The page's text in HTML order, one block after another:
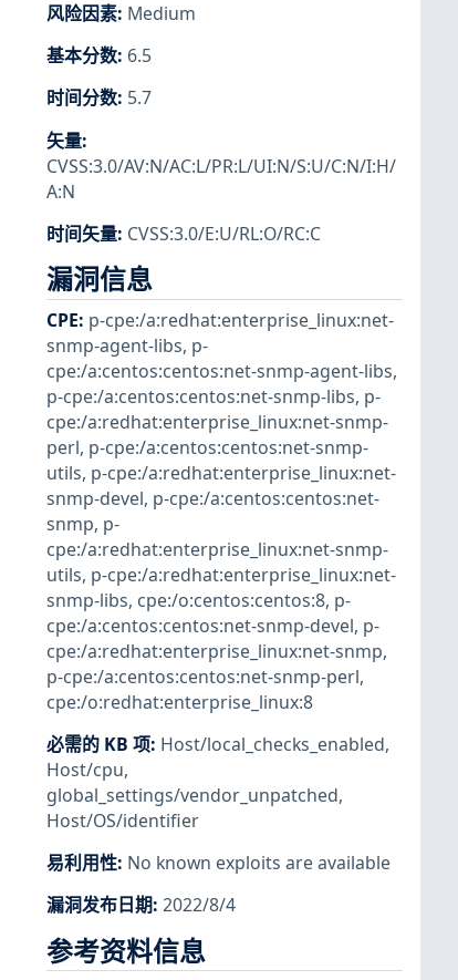
风险因素: Medium
基本分数: 6.5
时间分数: 5.7
矢量:
CVSS:3.0/AV:N/AC:L/PR:L/UI:N/S:U/C:N/I:H/
A:N
时间矢量: CVSS:3.0/E:U/RL:O/RC:C
漏洞信息
CPE: p-cpe:/a:redhat:enterprise_linux:net-
snmp-agent-libs, p-
cpe:/a:centos:centos:net-snmp-agent-libs,
p-cpe:/a:centos:centos:net-snmp-libs, p-
cpe:/a:redhat:enterprise_linux:net-snmp-
perl, p-cpe:/a:centos:centos:net-snmp-
utils, p-cpe:/a:redhat:enterprise_linux:net-
snmp-devel, p-cpe:/a:centos:centos:net-
snmp, p-
cpe:/a:redhat:enterprise_linux:net-snmp-
utils, p-cpe:/a:redhat:enterprise_linux:net-
snmp-libs, cpe:/o:centos:centos:8, p-
cpe:/a:centos:centos:net-snmp-devel, p-
cpe:/a:redhat:enterprise_linux:net-snmp,
p-cpe:/a:centos:centos:net-snmp-perl,
cpe:/o:redhat:enterprise_linux:8
必需的 KB 项: Host/local_checks_enabled,
Host/cpu,
global_settings/vendor_unpatched,
Host/OS/identifier
易利用性: No known exploits are available
漏洞发布日期: 2022/8/4
参考资料信息